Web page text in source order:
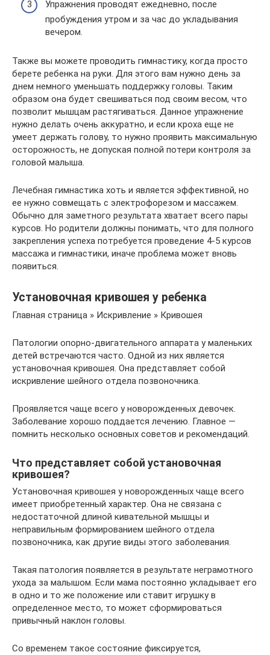
Упражнения проводят ежедневно, после
пробуждения утром и за час до укладывания
вечером.
Также вы можете проводить гимнастику, когда просто
берете ребенка на руки. Для этого вам нужно день за
днем немного уменьшать поддержку головы. Таким
образом она будет свешиваться под своим весом, что
позволит мышцам растягиваться. Данное упражнение
нужно делать очень аккуратно, и если кроха еще не
умеет держать голову, то нужно проявить максимальную
осторожность, не допуская полной потери контроля за
головой малыша.
Лечебная гимнастика хоть и является эффективной, но
ее нужно совмещать с электрофорезом и массажем.
Обычно для заметного результата хватает всего пары
курсов. Но родители должны понимать, что для полного
закрепления успеха потребуется проведение 4-5 курсов
массажа и гимнастики, иначе проблема может вновь
появиться.
Установочная кривошея у ребенка
Главная страница » Искривление » Кривошея
Патологии опорно-двигательного аппарата у маленьких
детей встречаются часто. Одной из них является
установочная кривошея. Она представляет собой
искривление шейного отдела позвоночника.
Проявляется чаще всего у новорожденных девочек.
Заболевание хорошо поддается лечению. Главное —
помнить несколько основных советов и рекомендаций.
Что представляет собой установочная
кривошея?
Установочная кривошея у новорожденных чаще всего
имеет приобретенный характер. Она не связана с
недостаточной длиной кивательной мышцы и
неправильным формированием шейного отдела
позвоночника, как другие виды этого заболевания.
Такая патология появляется в результате неграмотного
ухода за малышом. Если мама постоянно укладывает его
в одно и то же положение или ставит игрушку в
определенное место, то может сформироваться
привычный наклон головы.
Со временем такое состояние фиксируется,